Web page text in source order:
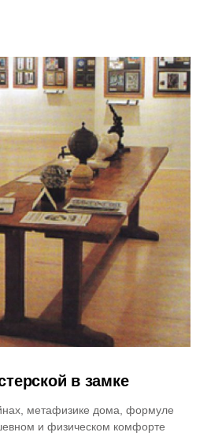
в замке
метафизике дома, формуле
и физическом комфорте